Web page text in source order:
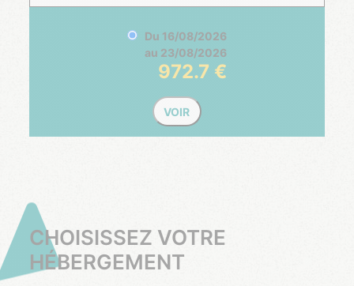
Du 16/08/2026
au 23/08/2026
972.7
VOIR
CHOISISSEZ VOTRE
HÉBERGEMENT